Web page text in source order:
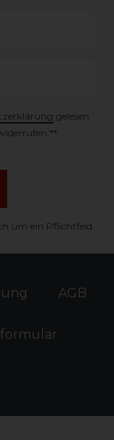
gelesen
um ein Pflichtfeld.
AGB